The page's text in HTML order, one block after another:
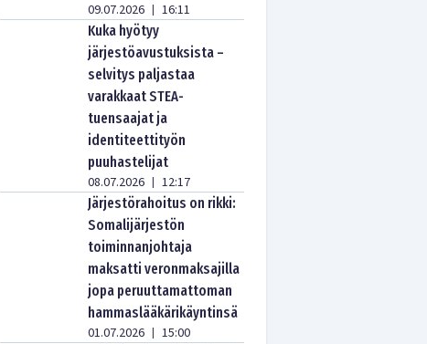
09.07.2026 | 16:11
Kuka hyötyy
järjestöavustuksista –
selvitys paljastaa
varakkaat STEA-
tuensaajat ja
identiteettityön
puuhastelijat
08.07.2026 | 12:17
Järjestörahoitus on rikki:
Somalijärjestön
toiminnanjohtaja
maksatti veronmaksajilla
jopa peruuttamattoman
hammaslääkärikäyntinsä
01.07.2026 | 15:00